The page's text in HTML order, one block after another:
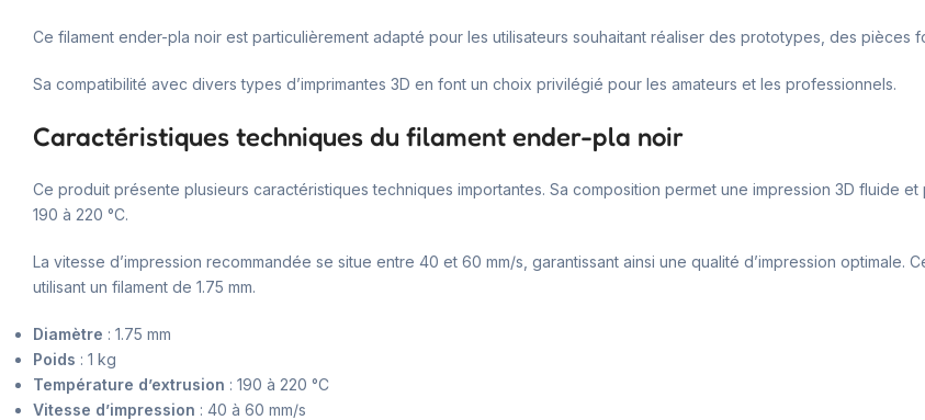
Ce filament ender-pla noir est particulièrement adapté pour les utilisateurs souhaitant réaliser des prototypes, des pièces
Sa compatibilité avec divers types d’imprimantes 3D en font un choix privilégié pour les amateurs et les professionnels.
Caractéristiques techniques du filament ender-pla noir
Ce produit présente plusieurs caractéristiques techniques importantes. Sa composition permet une impression 3D fluide
190 à 220 °C.
La vitesse d’impression recommandée se situe entre 40 et 60 mm/s, garantissant ainsi une qualité d’impression optimale.
utilisant un filament de 1.75 mm.
Diamètre : 1.75 mm
Poids : 1 kg
Température d’extrusion : 190 à 220 °C
Vitesse d’impression : 40 à 60 mm/s